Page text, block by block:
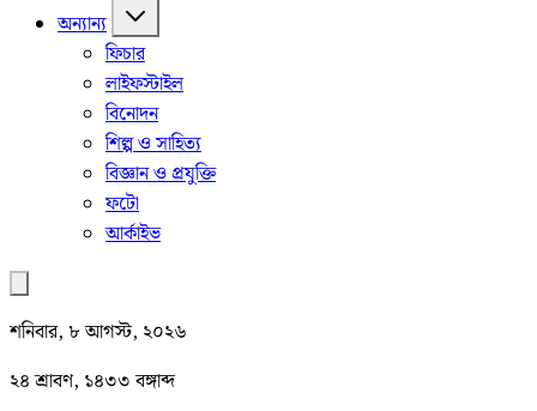
অন্যান্য
ফিচার
লাইফস্টাইল
বিনোদন
শিল্প ও সাহিত্য
বিজ্ঞান ও প্রযুক্তি
ফটো
আর্কাইভ
শনিবার, ৮ আগস্ট, ২০২৬
২৪ শ্রাবণ, ১৪৩৩ বঙ্গাব্দ